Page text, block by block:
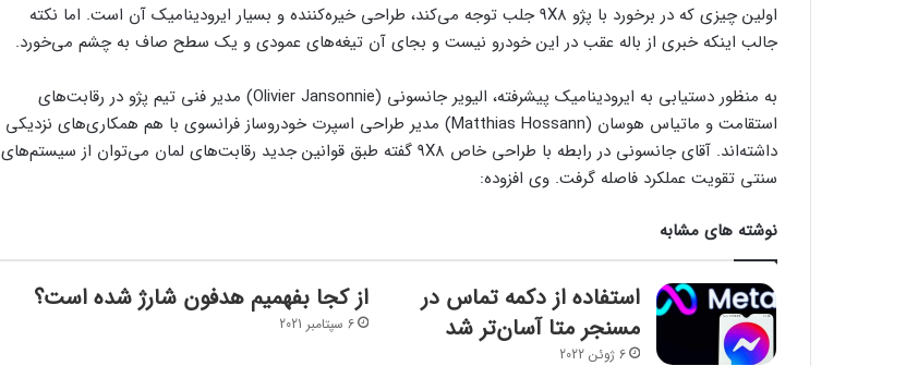
اولین چیزی که در برخورد با پژو ۹X8 جلب توجه می‌کند، طراحی خیره‌کننده و بسیار ایرودینامیک آن است. اما نکته
جالب اینکه خبری از باله عقب در این خودرو نیست و بجای آن تیغه‌های عمودی و یک سطح صاف به چشم می‌خورد.
به منظور دستیابی به ایرودینامیک پیشرفته، الیویر جانسونی (Olivier Jansonnie) مدیر فنی تیم پژو در رقابت‌های
استقامت و ماتیاس هوسان (Matthias Hossann) مدیر طراحی اسپرت خودروساز فرانسوی با هم همکاری‌های نزدیکی
داشته‌اند. آقای جانسونی در رابطه با طراحی خاص ۹X8 گفته طبق قوانین جدید رقابت‌های لمان می‌توان از سیستم‌های
سنتی تقویت عملکرد فاصله گرفت. وی افزوده:
نوشته های مشابه
استفاده از دکمه تماس در
مسنجر متا آسان‌تر شد
6 ژوئن 2022
از کجا بفهمیم هدفون شارژ شده است؟
6 سپتامبر 2021